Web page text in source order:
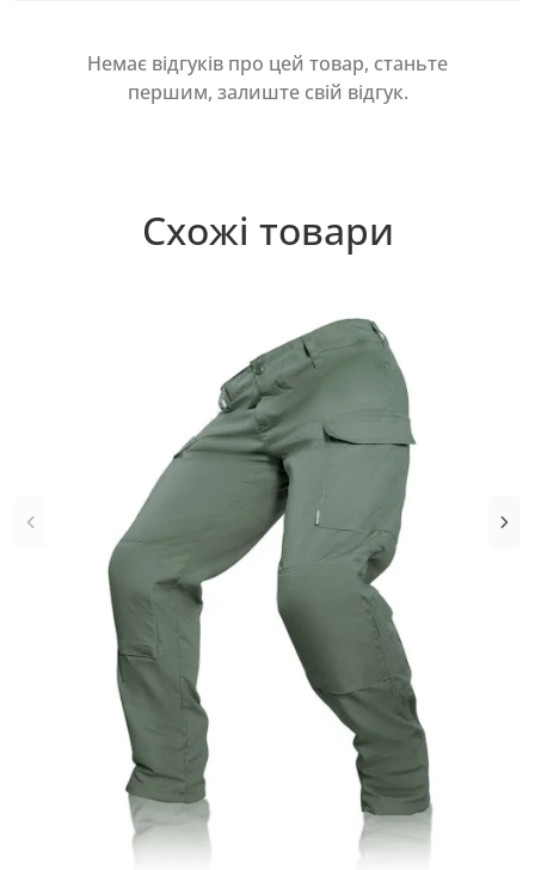
Немає відгуків про цей товар, станьте
першим, залиште свій відгук.
Схожі товари